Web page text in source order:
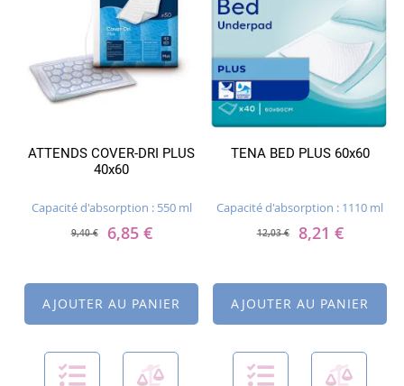
ATTENDS COVER-DRI PLUS
40x60
Capacité d'absorption : 550 ml
9,40 € 6,85 €
AJOUTER AU PANIER
TENA BED PLUS 60x60
Capacité d'absorption : 1110 ml
12,03 € 8,21 €
AJOUTER AU PANIER